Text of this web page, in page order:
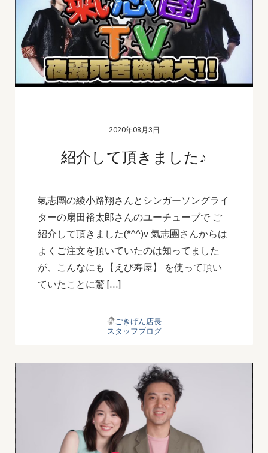
2020年08月3日
紹介して頂きました♪
氣志團の綾小路翔さんとシンガーソングライ
ターの扇田裕太郎さんのユーチューブで ご
紹介して頂きました(*^^)v 氣志團さんからは
よくご注文を頂いていたのは知ってました
が、こんなにも【えび寿屋】 を使って頂い
ていたことに驚 […]
ごきげん店長
スタッフブログ